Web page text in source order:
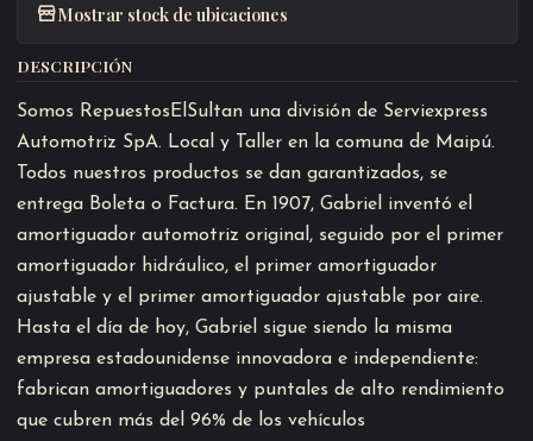
Mostrar stock de ubicaciones
DESCRIPCIÓN
Somos RepuestosElSultan una división de Serviexpress
Automotriz SpA. Local y Taller en la comuna de Maipú.
Todos nuestros productos se dan garantizados, se
entrega Boleta o Factura. En 1907, Gabriel inventó el
amortiguador automotriz original, seguido por el primer
amortiguador hidráulico, el primer amortiguador
ajustable y el primer amortiguador ajustable por aire.
Hasta el día de hoy, Gabriel sigue siendo la misma
empresa estadounidense innovadora e independiente:
fabrican amortiguadores y puntales de alto rendimiento
que cubren más del 96% de los vehículos